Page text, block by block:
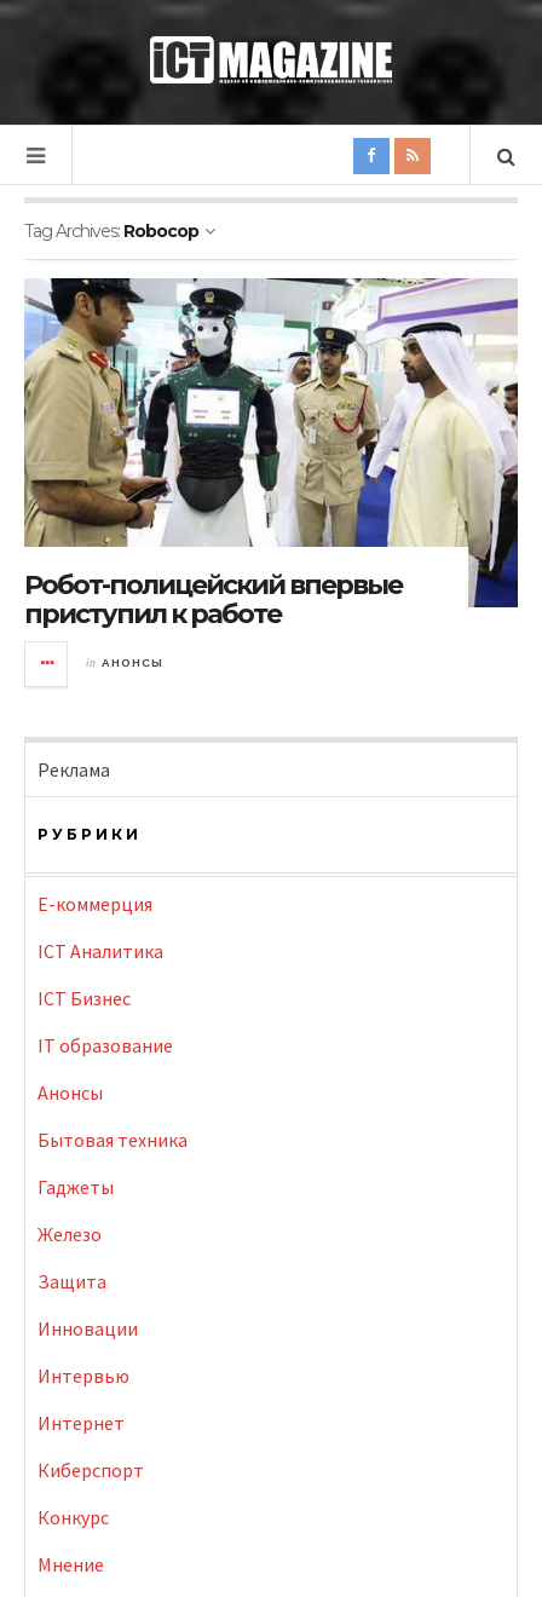
Tag Archives: Robocop
Робот-полицейский впервые
приступил к работе
in АНОНСЫ
Реклама
РУБРИКИ
E-коммерция
ICT Аналитика
ICT Бизнес
IT образование
Анонсы
Бытовая техника
Гаджеты
Железо
Защита
Инновации
Интервью
Интернет
Киберспорт
Конкурс
Мнение